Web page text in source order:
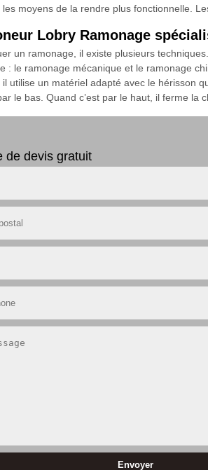
moyens de la rendre plus fonctionnelle.
Lobry Ramonage
un ramonage, il existe plusieurs
: le ramonage mécanique et le ramonage
il utilise un matériel adapté avec le hérisson
le bas. Quand c’est par le haut, il ferme la
de devis gratuit